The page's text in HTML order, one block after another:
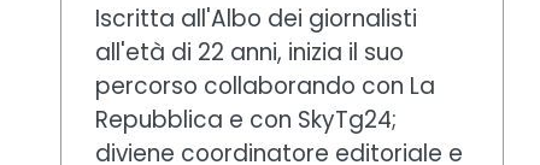
Iscritta all'Albo dei giornalisti
all'età di 22 anni, inizia il suo
percorso collaborando con La
Repubblica e con SkyTg24;
diviene coordinatore editoriale e